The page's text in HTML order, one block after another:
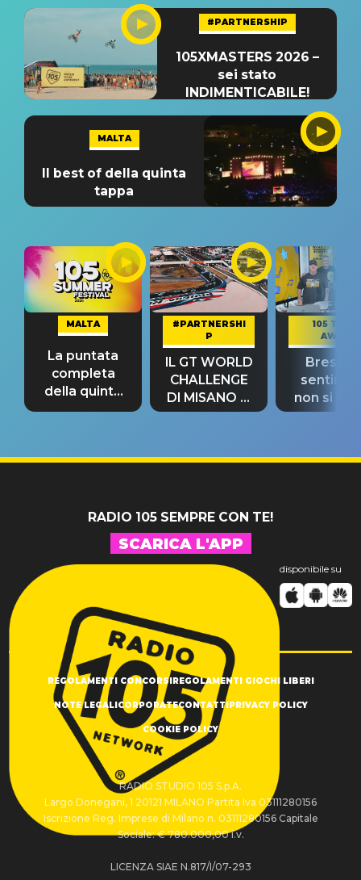
#PARTNERSHIP
105XMASTERS 2026 –
sei stato
INDIMENTICABILE!
MALTA
Il best of della quinta
tappa
MALTA
La puntata
completa
della quinta
tappa
#PARTNERSHI
P
IL GT WORLD
CHALLENGE
DI MISANO si
riconferma
105 TAKE
AWAY
Bresh:
non si
fino alla
RADIO 105 SEMPRE CON TE!
SCARICA L'APP
disponibile su
REGOLAMENTI CONCORSI REGOLAMENTI GIOCHI LIBERI
NOTE LEGALI CORPORATECONTATTI PRIVACY POLICY
COOKIE POLICY
RADIO STUDIO 105 S.p.A.
Largo Donegani, 1 20121 MILANO Partita Iva 03111280156
Iscrizione Reg. Imprese di Milano n. 03111280156 Capitale
Sociale: € 780.000,00 i.v.
LICENZA SIAE N.817/I/07-293